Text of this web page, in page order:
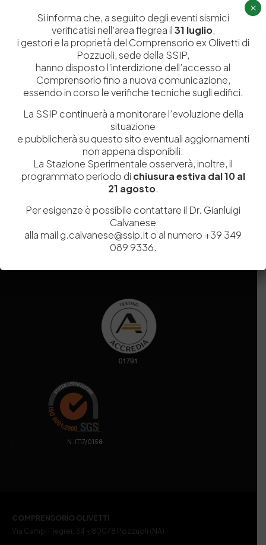
Ricerca e Sviluppo
Formazione
Divulgazione scientifica e
documentazione
Contribuenti
Contatti
Biblioteca
Politecnico del Cuoio
Media
Tutela Whistleblowing
Amministrazione Trasparente
Codice fiscale e Partita Iva07936981211
MIUR 000290_EIRI
9.690.240,00
Pecstazionesperimentaleindustriapelli@legalmail.it
Via Campi Flegrei, 34 – 80078 Pozzuoli (NA) – Tel. +39
. N. IT17/0158
COMPRENSORIO OLIVETTI
Via Campi Flegrei, 34 – 80078 Pozzuoli (NA)
Si informa che, a seguito degli eventi sismici
verificatisi nell’area flegrea il31 luglio,
i gestori e la proprietà del Comprensorio ex Olivetti di
Pozzuoli, sede della SSIP,
hanno disposto l’interdizione dell’accesso al
Comprensorio fino a nuova comunicazione,
essendo in corso le verifiche tecniche sugli edifici.
La SSIP continuerà a monitorare l’evoluzione della
situazione
e pubblicherà su questo sito eventuali aggiornamenti
non appena disponibili.
La Stazione Sperimentale osserverà, inoltre, il
programmato periodo di chiusura estiva dal 10 al
21 agosto.
Per esigenze è possibile contattare il Dr. Gianluigi
Calvanese
alla mail g.calvanese@ssip.it o al numero +39 349
089 9336.
×